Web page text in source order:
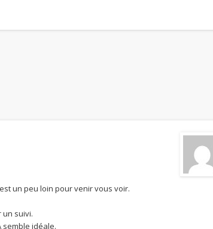
un peu loin pour venir vous voir.
un suivi.
semble idéale.